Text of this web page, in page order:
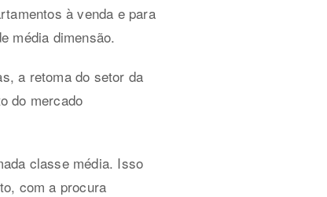
à venda e para
média dimensão.
a retoma do setor da
do mercado
classe média. Isso
com a procura